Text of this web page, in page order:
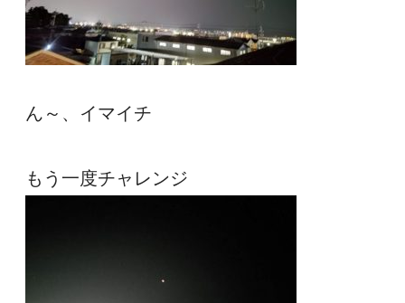
ん～、イマイチ
もう一度チャレンジ